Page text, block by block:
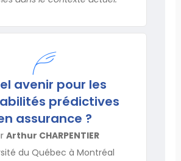
avenir pour les
prédictives
assurance ?
Arthur CHARPENTIER
du Québec à Montréal